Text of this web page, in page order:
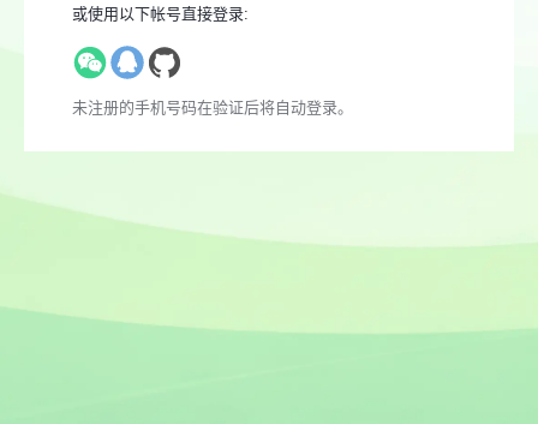
或使用以下帐号直接登录:
未注册的手机号码在验证后将自动登录。